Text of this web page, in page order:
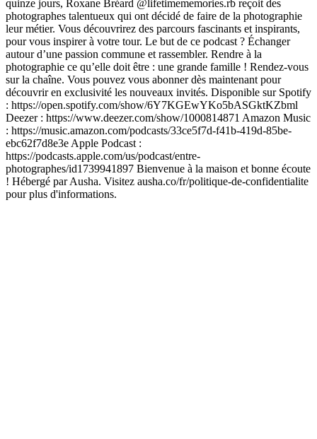
quinze jours, Roxane Bréard @lifetimememories.rb reçoit des
photographes talentueux qui ont décidé de faire de la photographie
leur métier. Vous découvrirez des parcours fascinants et inspirants,
pour vous inspirer à votre tour. Le but de ce podcast ? Échanger
autour d’une passion commune et rassembler. Rendre à la
photographie ce qu’elle doit être : une grande famille ! Rendez-vous
sur la chaîne. Vous pouvez vous abonner dès maintenant pour
découvrir en exclusivité les nouveaux invités. Disponible sur Spotify
: https://open.spotify.com/show/6Y7KGEwYKo5bASGktKZbml
Deezer : https://www.deezer.com/show/1000814871 Amazon Music
: https://music.amazon.com/podcasts/33ce5f7d-f41b-419d-85be-
ebc62f7d8e3e Apple Podcast :
https://podcasts.apple.com/us/podcast/entre-
photographes/id1739941897 Bienvenue à la maison et bonne écoute
! Hébergé par Ausha. Visitez ausha.co/fr/politique-de-confidentialite
pour plus d'informations.